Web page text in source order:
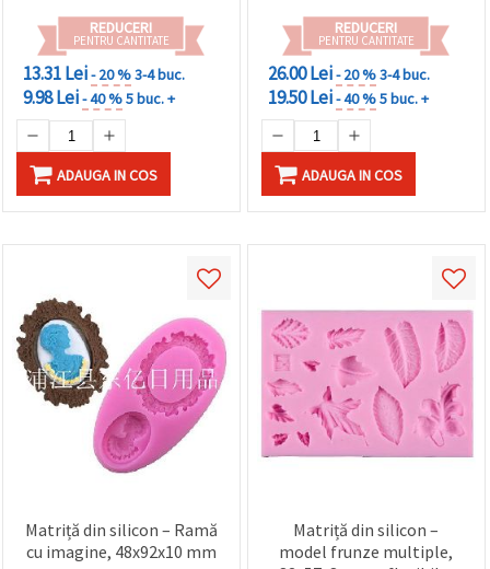
REDUCERI
PENTRU CANTITATE
13.31 Lei- 20 %3-4 buc.
9.98 Lei- 40 %5 buc. +
ADAUGA IN COS
handmade & decorațiuni
REDUCERI
PENTRU CANTITATE
26.00 Lei- 20 %3-4 buc.
19.50 Lei- 40 %5 buc. +
ADAUGA IN COS
Matriță din silicon – Ramă
cu imagine, 48x92x10 mm
Matriță din silicon –
model frunze multiple,